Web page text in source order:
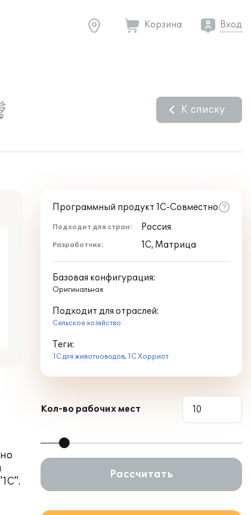
Корзина Вход
К списку
Программный продукт 1С-Совместно
Подходит для стран: Россия
Разработчик: 1С, Матрица
Базовая конфигурация:
Оригинальная
Подходит для отраслей:
Сельское хозяйство
Теги:
1С для животноводов, 1С Хорриот
Кол-во рабочих мест
Рассчитать